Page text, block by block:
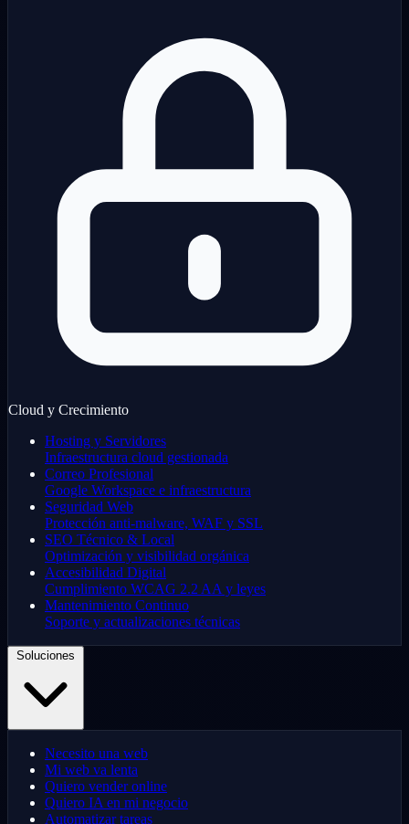
Cloud y Crecimiento
Hosting y Servidores
Infraestructura cloud gestionada
Correo Profesional
Google Workspace e infraestructura
Seguridad Web
Protección anti-malware, WAF y SSL
SEO Técnico & Local
Optimización y visibilidad orgánica
Accesibilidad Digital
Cumplimiento WCAG 2.2 AA y leyes
Mantenimiento Continuo
Soporte y actualizaciones técnicas
Necesito una web
Mi web va lenta
Quiero vender online
Quiero IA en mi negocio
Automatizar tareas